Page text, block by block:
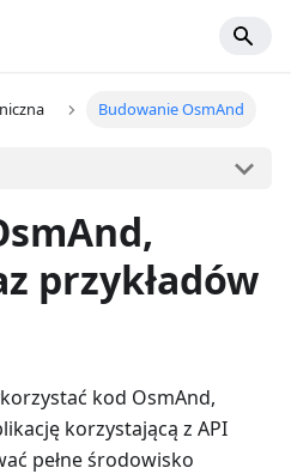
Budowanie OsmAnd
przykładów
kod OsmAnd,
korzystającą z API
pełne środowisko